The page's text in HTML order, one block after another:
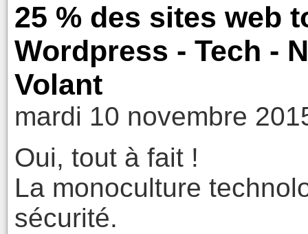
25 % des sites web
Wordpress - Tech -
Volant
mardi 10 novembre
Oui, tout à fait !
La monoculture
sécurité.